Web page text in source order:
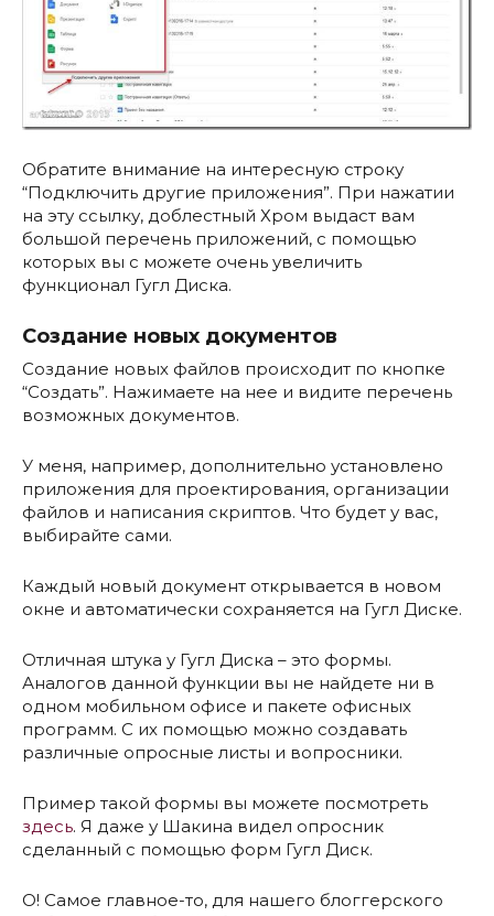
Обратите внимание на интересную строку
“Подключить другие приложения”. При нажатии
на эту ссылку, доблестный Хром выдаст вам
большой перечень приложений, с помощью
которых вы с можете очень увеличить
функционал Гугл Диска.
Создание новых документов
Создание новых файлов происходит по кнопке
“Создать”. Нажимаете на нее и видите перечень
возможных документов.
У меня, например, дополнительно установлено
приложения для проектирования, организации
файлов и написания скриптов. Что будет у вас,
выбирайте сами.
Каждый новый документ открывается в новом
окне и автоматически сохраняется на Гугл Диске.
Отличная штука у Гугл Диска – это формы.
Аналогов данной функции вы не найдете ни в
одном мобильном офисе и пакете офисных
программ. С их помощью можно создавать
различные опросные листы и вопросники.
Пример такой формы вы можете посмотреть
здесь. Я даже у Шакина видел опросник
сделанный с помощью форм Гугл Диск.
О! Самое главное-то, для нашего блоггерского